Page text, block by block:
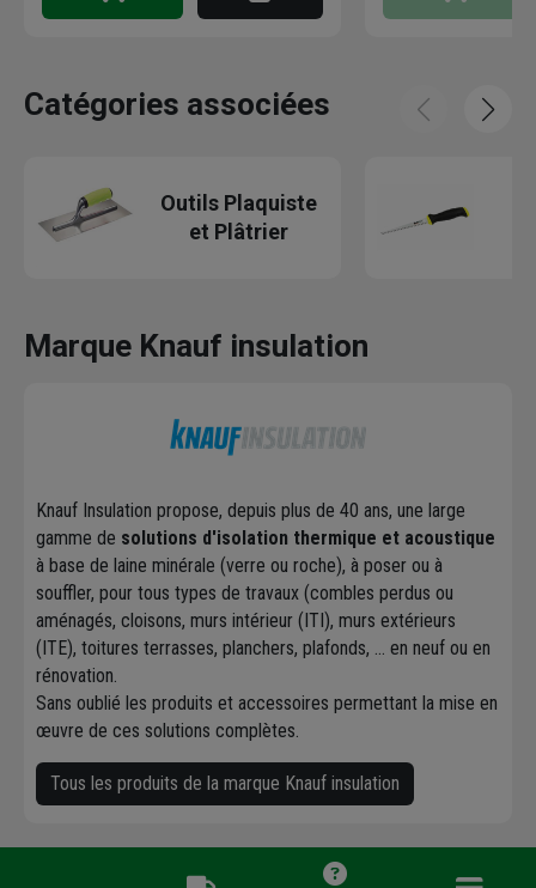
Catégories associées
Outils Plaquiste
et Plâtrier
Marque Knauf insulation
Knauf Insulation propose, depuis plus de 40 ans, une large
gamme de solutions d'isolation thermique et acoustique
à base de laine minérale (verre ou roche), à poser ou à
souffler, pour tous types de travaux (combles perdus ou
aménagés, cloisons, murs intérieur (ITI), murs extérieurs
(ITE), toitures terrasses, planchers, plafonds, ... en neuf ou en
rénovation.
Sans oublié les produits et accessoires permettant la mise en
œuvre de ces solutions complètes.
Tous les produits de la marque Knauf insulation